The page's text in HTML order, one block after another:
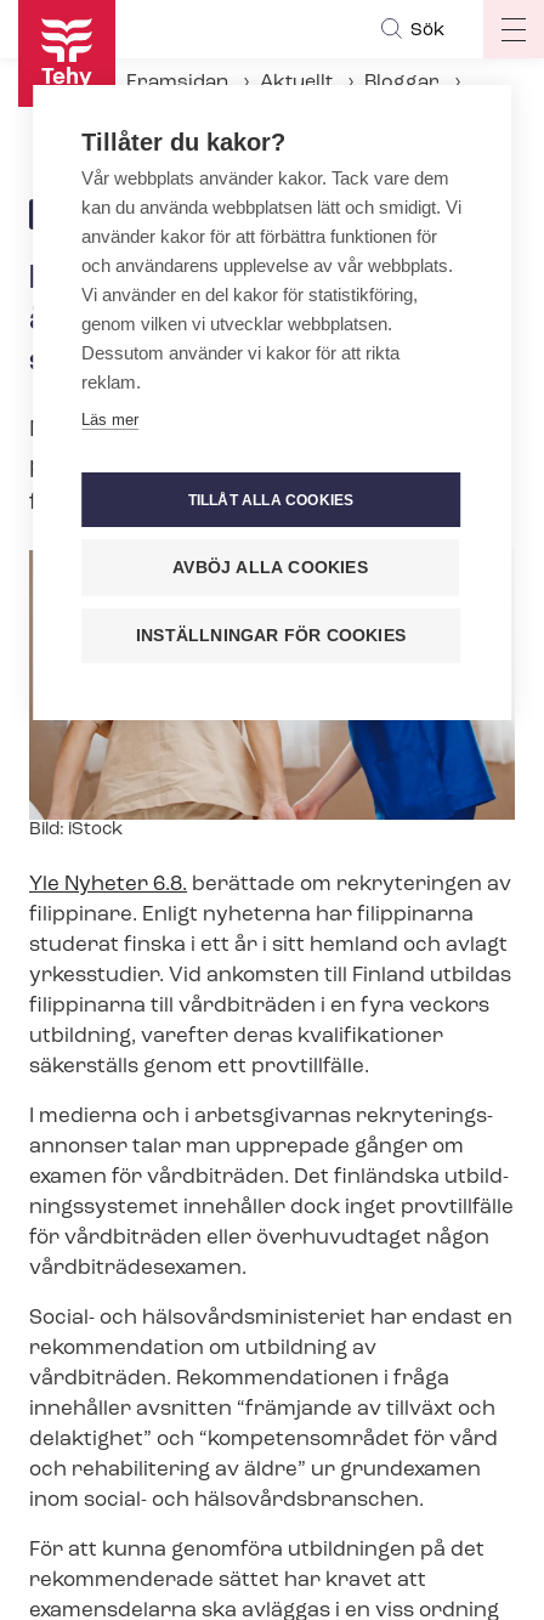
Hoppa
huvudinnehåll
Sök
Framsidan Aktuellt
Bloggar
BLOGG 23.3.2022 | 7:32
Löser man krisen i
äldreomsorgen genom att
sänka utbildningsnivån?
Mehiläinen söker lösningar på
personalbristen genom att anställa
filippinska arbetstagare vid vårdhem.
Image
Bild: iStock
Yle Nyheter 6.8. berättade om rekryteringen av
filippinare. Enligt nyheterna har filippinarna
studerat finska i ett år i sitt hemland och avlagt
yrkesstudier. Vid ankomsten till Finland utbildas
filippinarna till vårdbiträden i en fyra veckors
utbildning, varefter deras kvalifikationer
säkerställs genom ett provtillfälle.
I medierna och i arbetsgivarnas re­kry­te­rings­
an­non­ser talar man upprepade gånger om
examen för vårdbiträden. Det finländska ut­bild­
nings­sy­ste­met innehåller dock inget provtillfälle
för vårdbiträden eller överhuvudtaget någon
vård­bi­trä­desex­a­men.
Social- och häl­so­vårds­mi­ni­s­te­ri­et har endast en
rekommendation om utbildning av
vårdbiträden. Rekommendationen i fråga
innehåller avsnitten “främjande av tillväxt och
delaktighet” och “kompetensområdet för vård
och rehabilitering av äldre” ur grundexamen
inom social- och häl­so­vårds­bran­schen.
För att kunna genomföra utbildningen på det
rekommenderade sättet har kravet att
examensdelarna ska avläggas i en viss ordning
Tillåter du kakor?
Vår webbplats använder kakor. Tack vare dem
kan du använda webbplatsen lätt och smidigt. Vi
använder kakor för att förbättra funktionen för
och användarens upplevelse av vår webbplats.
Vi använder en del kakor för statistikföring,
genom vilken vi utvecklar webbplatsen.
Dessutom använder vi kakor för att rikta
reklam.
Läs mer
TILLÅT ALLA COOKIES
AVBÖJ ALLA COOKIES
INSTÄLLNINGAR FÖR COOKIES